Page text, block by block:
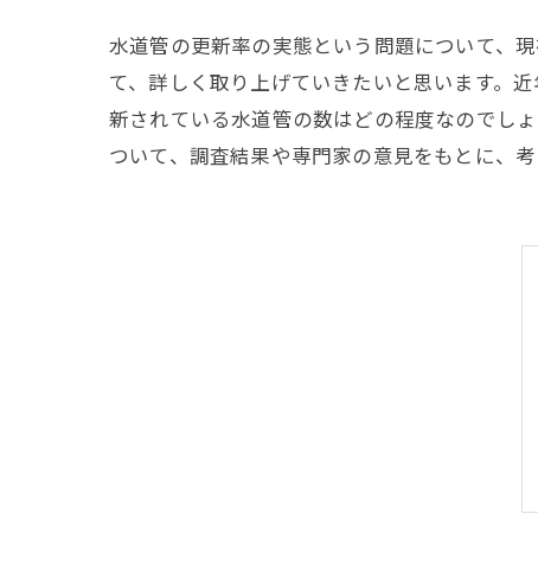
水道管の更新率の実態という問題について、
て、詳しく取り上げていきたいと思います。
新されている水道管の数はどの程度なのでし
ついて、調査結果や専門家の意見をもとに、考